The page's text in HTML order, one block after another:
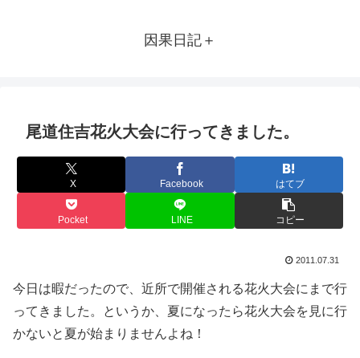
因果日記＋
尾道住吉花火大会に行ってきました。
X Facebook はてブ
Pocket LINE コピー
2011.07.31
今日は暇だったので、近所で開催される花火大会にまで行
ってきました。というか、夏になったら花火大会を見に行
かないと夏が始まりませんよね！